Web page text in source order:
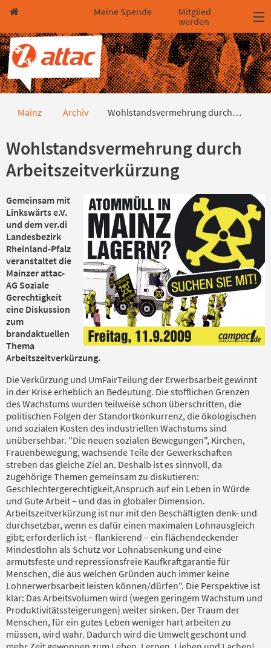
Direkt zum Hauptinhalt springen
Direkt zur Haupt-Navigation springen
Direkt zur Service-Navigation springen
Direkt zur Footer-Navigation springen
Direkt zum Footerinhalt springen
Meine Spende
Mitglied
werden
Wohlstandsvermehrung durch
Mainz Archiv Wohlstandsvermehrung durch…
Wohlstandsvermehrung durch
Arbeitszeitverkürzung
Gemeinsam mit
Linkswärts e.V.
und dem ver.di
Landesbezirk
Rheinland-Pfalz
veranstaltet die
Mainzer attac-
AG Soziale
Gerechtigkeit
eine Diskussion
zum
brandaktuellen
Thema
Arbeitszeitverkürzung.
Die Verkürzung und UmFairTeilung der Erwerbsarbeit gewinnt
in der Krise erheblich an Bedeutung. Die stofflichen Grenzen
des Wachstums wurden teilweise schon überschritten, die
politischen Folgen der Standortkonkurrenz, die ökologischen
und sozialen Kosten des industriellen Wachstums sind
unübersehbar. "Die neuen sozialen Bewegungen", Kirchen,
Frauenbewegung, wachsende Teile der Gewerkschaften
streben das gleiche Ziel an. Deshalb ist es sinnvoll, da
zugehörige Themen gemeinsam zu diskutieren:
Geschlechtergerechtigkeit,Anspruch auf ein Leben in Würde
und Gute Arbeit – und das in globaler Dimension.
Arbeitszeitverkürzung ist nur mit den Beschäftigten denk- und
durchsetzbar, wenn es dafür einen maximalen Lohnausgleich
gibt; erforderlich ist – flankierend – ein flächendeckender
Mindestlohn als Schutz vor Lohnabsenkung und eine
armutsfeste und repressionsfreie Kaufkraftgarantie für
Menschen, die aus welchen Gründen auch immer keine
Lohnerwerbsarbeit leisten können/dürfen". Die Perspektive ist
klar: Das Arbeitsvolumen wird (wegen geringem Wachstum und
Produktivitätssteigerungen) weiter sinken. Der Traum der
Menschen, für ein gutes Leben weniger hart arbeiten zu
müssen, wird wahr. Dadurch wird die Umwelt geschont und